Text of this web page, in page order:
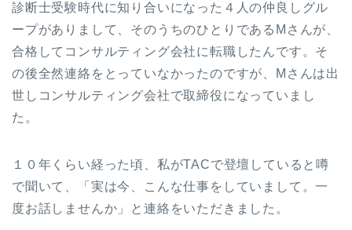
診断士受験時代に知り合いになった４人の仲良しグル
ープがありまして、そのうちのひとりであるMさんが、
合格してコンサルティング会社に転職したんです。そ
の後全然連絡をとっていなかったのですが、Mさんは出
世しコンサルティング会社で取締役になっていまし
た。
１０年くらい経った頃、私がTACで登壇していると噂
で聞いて、「実は今、こんな仕事をしていまして。一
度お話しませんか」と連絡をいただきました。